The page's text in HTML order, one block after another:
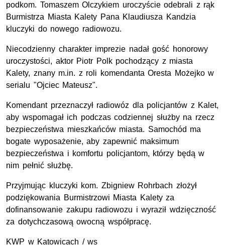
podkom. Tomaszem Olczykiem uroczyście odebrali z rąk
Burmistrza Miasta Kalety Pana Klaudiusza Kandzia
kluczyki do nowego radiowozu.
Niecodzienny charakter imprezie nadał gość honorowy
uroczystości, aktor Piotr Polk pochodzący z miasta
Kalety, znany m.in. z roli komendanta Oresta Możejko w
serialu "Ojciec Mateusz".
Komendant przeznaczył radiowóz dla policjantów z Kalet,
aby wspomagał ich podczas codziennej służby na rzecz
bezpieczeństwa mieszkańców miasta. Samochód ma
bogate wyposażenie, aby zapewnić maksimum
bezpieczeństwa i komfortu policjantom, którzy będą w
nim pełnić służbę.
Przyjmując kluczyki kom. Zbigniew Rohrbach złożył
podziękowania Burmistrzowi Miasta Kalety za
dofinansowanie zakupu radiowozu i wyraził wdzięczność
za dotychczasową owocną współpracę.
KWP w Katowicach / ws